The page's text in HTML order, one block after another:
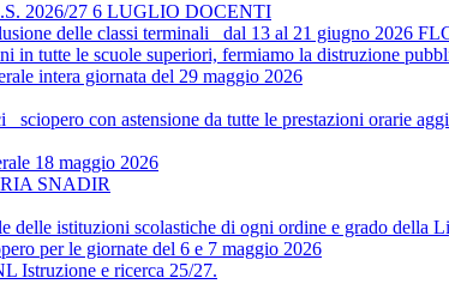
2026/27 6 LUGLIO DOCENTI
delle classi terminali_ dal 13 al 21 giugno 2026
tutte le scuole superiori, fermiamo la distruzione
intera giornata del 29 maggio 2026
sciopero con astensione da tutte le prestazioni orarie
18 maggio 2026
SNADIR
delle istituzioni scolastiche di ogni ordine e grado della
per le giornate del 6 e 7 maggio 2026
Istruzione e ricerca 25/27.